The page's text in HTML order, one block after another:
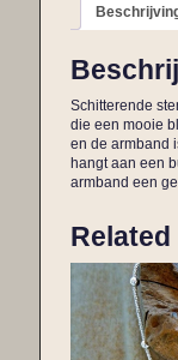
Schitterende
die een mooie
en de armband
hangt aan een
armband een